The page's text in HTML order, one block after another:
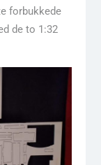
forbukkede
de to 1:32